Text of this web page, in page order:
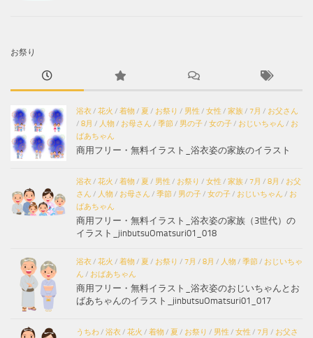
お祭り
浴衣/ 花火 / 着物/ 夏 / お祭り / 男性 / 女性 / 家族/ 7月 / お父さん
/ 8月 / 人物/ お母さん / 季節/ 男の子/ 女の子/ おじいちゃん / お
ばあちゃん
商用フリー・無料イラスト_浴衣姿の家族のイラスト
浴衣/ 花火 / 着物/ 夏 / 男性 / お祭り / 女性 / 家族/ 7月 / 8月 / お父
さん / 人物/ お母さん / 季節/ 男の子/ 女の子/ おじいちゃん / お
ばあちゃん
商用フリー・無料イラスト_浴衣姿の家族（3世代）の
イラスト_jinbutsuOmatsuri01_018
浴衣/ 花火 / 着物/ 夏 / お祭り / 7月 / 8月 / 人物/ 季節/ おじいちゃ
ん / おばあちゃん
商用フリー・無料イラスト_浴衣姿のおじいちゃんとお
ばあちゃんのイラスト_jinbutsuOmatsuri01_017
うちわ/ 浴衣/ 花火 / 着物/ 夏 / お祭り / 男性 / 女性 / 7月 / お父さ